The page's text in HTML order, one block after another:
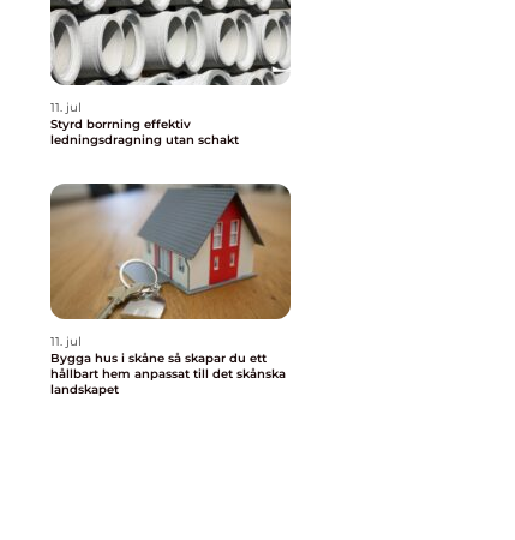
11. jul
Styrd borrning effektiv
ledningsdragning utan schakt
11. jul
Bygga hus i skåne så skapar du ett
hållbart hem anpassat till det skånska
landskapet